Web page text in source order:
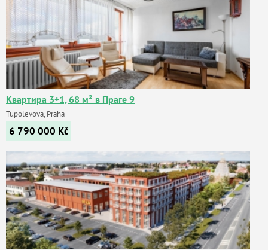
Квартира 3+1, 68 м² в Праге 9
Tupolevova, Praha
6 790 000 Kč